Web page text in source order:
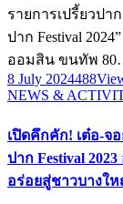
รายการเปรี้ยวปา
ปาก Festival
ออมสิน ขนทัพ
8 July 2024488
NEWS &
เปิดคึกคัก! เต๋อ-จ
ปาก Festival
อร่อยสู่ชาวบางให